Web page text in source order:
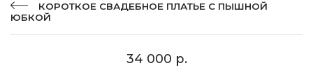
КОРОТКОЕ СВАДЕБНОЕ ПЛАТЬЕ С ПЫШНОЙ
ЮБКОЙ
34 000 р.